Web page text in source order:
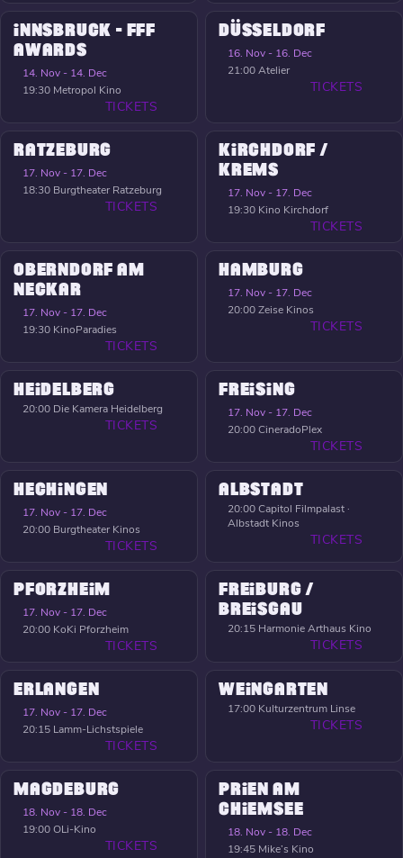
INNSBRUCK - FFF
AWARDS
14. Nov - 14. Dec
19:30 Metropol Kino
TICKETS
DÜSSELDORF
16. Nov - 16. Dec
21:00Atelier
TICKETS
RATZEBURG
17. Nov - 17. Dec
18:30 Burgtheater Ratzeburg
TICKETS
KIRCHDORF /
KREMS
17. Nov - 17. Dec
19:30 Kino Kirchdorf
TICKETS
OBERNDORF AM
NECKAR
17. Nov - 17. Dec
19:30 KinoParadies
TICKETS
HAMBURG
17. Nov - 17. Dec
20:00Zeise Kinos
TICKETS
HEIDELBERG
20:00 Die Kamera Heidelberg
TICKETS
FREISING
17. Nov - 17. Dec
20:00CineradoPlex
TICKETS
HECHINGEN
17. Nov - 17. Dec
20:00 Burgtheater Kinos
TICKETS
ALBSTADT
20:00Capitol Filmpalast ·
Albstadt Kinos
TICKETS
PFORZHEIM
17. Nov - 17. Dec
20:00 KoKi Pforzheim
TICKETS
FREIBURG /
BREISGAU
20:15 Harmonie Arthaus Kino
TICKETS
ERLANGEN
17. Nov - 17. Dec
20:15 Lamm-Lichstspiele
TICKETS
WEINGARTEN
17:00 Kulturzentrum Linse
TICKETS
MAGDEBURG
18. Nov - 18. Dec
19:00OLi-Kino
TICKETS
PRIEN AM
CHIEMSEE
18. Nov - 18. Dec
19:45 Mike’s Kino